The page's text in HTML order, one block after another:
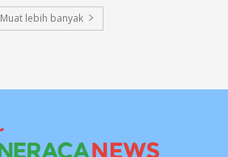
Muat lebih banyak